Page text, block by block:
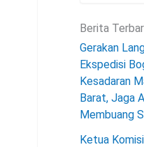
Berita
Gerakan
Ekspedisi
Kesadaran
Barat, Jaga
Membuang
Ketua